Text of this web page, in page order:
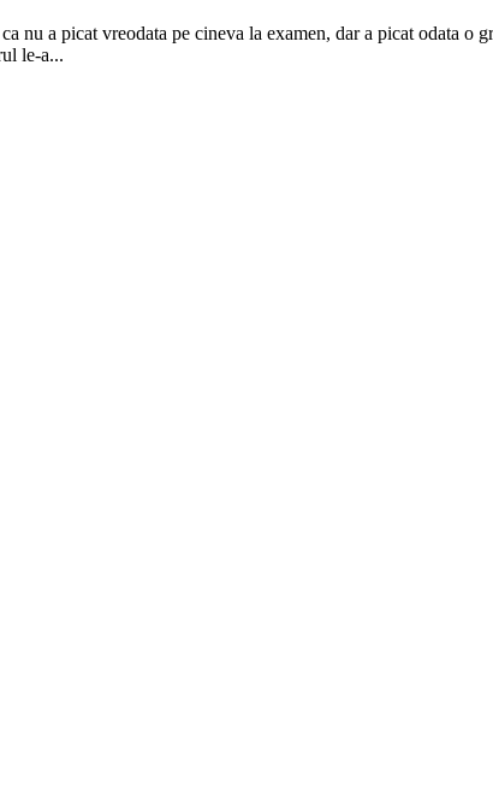
nu a picat vreodata pe cineva la examen, dar a picat odata o
le-a...